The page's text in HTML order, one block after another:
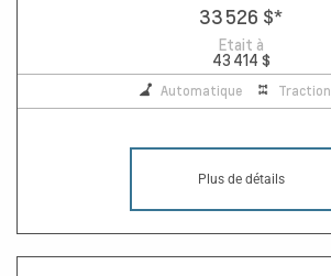
33 526 $*
Etait à
43 414 $
Automatique Traction
Plus de détails